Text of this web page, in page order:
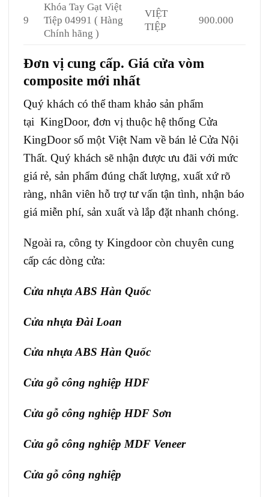
9
Khóa Tay Gạt Việt
Tiệp 04991 ( Hàng
Chính hãng )
VIỆT
TIỆP
900.000
Đơn vị cung cấp. Giá cửa vòm
composite mới nhất
Quý khách có thể tham khảo sản phẩm
tại KingDoor, đơn vị thuộc hệ thống Cửa
KingDoor số một Việt Nam về bán lẻ Cửa Nội
Thất. Quý khách sẽ nhận được ưu đãi với mức
giá rẻ, sản phẩm đúng chất lượng, xuất xứ rõ
ràng, nhân viên hỗ trợ tư vấn tận tình, nhận báo
giá miễn phí, sản xuất và lắp đặt nhanh chóng.
Ngoài ra, công ty Kingdoor còn chuyên cung
cấp các dòng cửa:
Cửa nhựa ABS Hàn Quốc
Cửa nhựa Đài Loan
Cửa nhựa ABS Hàn Quốc
Cửa gỗ công nghiệp HDF
Cửa gỗ công nghiệp HDF Sơn
Cửa gỗ công nghiệp MDF Veneer
Cửa gỗ công nghiệp